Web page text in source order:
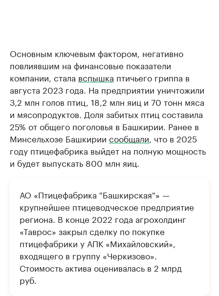
Основным ключевым фактором, негативно
повлиявшим на финансовые показатели
компании, стала вспышка птичьего гриппа в
августа 2023 года. На предприятии уничтожили
3,2 млн голов птиц, 18,2 млн яиц и 70 тонн мяса
и мясопродуктов. Доля забитых птиц составила
25% от общего поголовья в Башкирии. Ранее в
Минсельхозе Башкирии сообщали, что в 2025
году птицефабрика выйдет на полную мощность
и будет выпускать 800 млн яиц.
АО «Птицефабрика "Башкирская"» —
крупнейшее птицеводческое предприятие
региона. В конце 2022 года агрохолдинг
«Таврос» закрыл сделку по покупке
птицефабрики у АПК «Михайловский»,
входящего в группу «Черкизово».
Стоимость актива оценивалась в 2 млрд
руб.